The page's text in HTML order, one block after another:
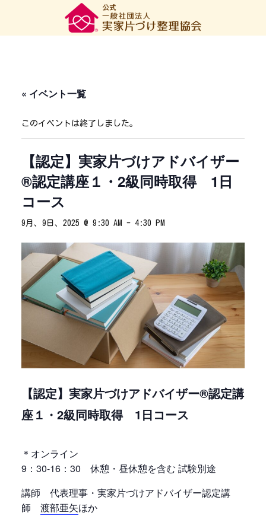
« イベント一覧
このイベントは終了しました。
【認定】実家片づけアドバイザー
®認定講座１・2級同時取得 1日
コース
9月、9日、2025 @ 9:30 AM - 4:30 PM
【認定】実家片づけアドバイザー®認定講
座１・2級同時取得 1日コース
＊オンライン
9：30-16：30 休憩・昼休憩を含む 試験別途
講師 代表理事・実家片づけアドバイザー認定講
師 渡部亜矢ほか